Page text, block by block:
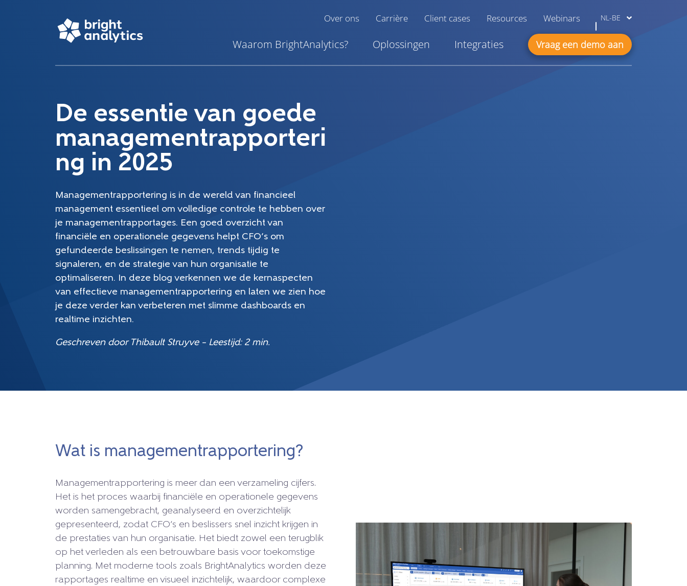
Over ons Carrière Client cases Resources Webinars NL-BE
Waarom BrightAnalytics? Oplossingen Integraties Vraag een demo aan
De essentie van goede
managementrapporteri
ng in 2025
Managementrapportering is in de wereld van financieel
management essentieel om volledige controle te hebben over
je managementrapportages. Een goed overzicht van
financiële en operationele gegevens helpt CFO’s om
gefundeerde beslissingen te nemen, trends tijdig te
signaleren, en de strategie van hun organisatie te
optimaliseren. In deze blog verkennen we de kernaspecten
van effectieve managementrapportering en laten we zien hoe
je deze verder kan verbeteren met slimme dashboards en
realtime inzichten.
Geschreven door Thibault Struyve – Leestijd: 2 min.
Wat is managementrapportering?
Managementrapportering is meer dan een verzameling cijfers.
Het is het proces waarbij financiële en operationele gegevens
worden samengebracht, geanalyseerd en overzichtelijk
gepresenteerd, zodat CFO’s en beslissers snel inzicht krijgen in
de prestaties van hun organisatie. Het biedt zowel een terugblik
op het verleden als een betrouwbare basis voor toekomstige
planning. Met moderne tools zoals BrightAnalytics worden deze
rapportages realtime en visueel inzichtelijk, waardoor complexe